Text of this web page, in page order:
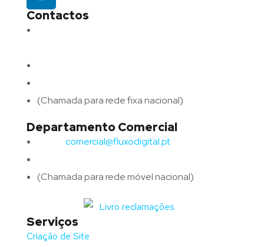
Contactos
(Chamada para rede fixa nacional)
Departamento Comercial
comercial@fluxodigital.pt
(Chamada para rede móvel nacional)
Serviços
Criação de Site